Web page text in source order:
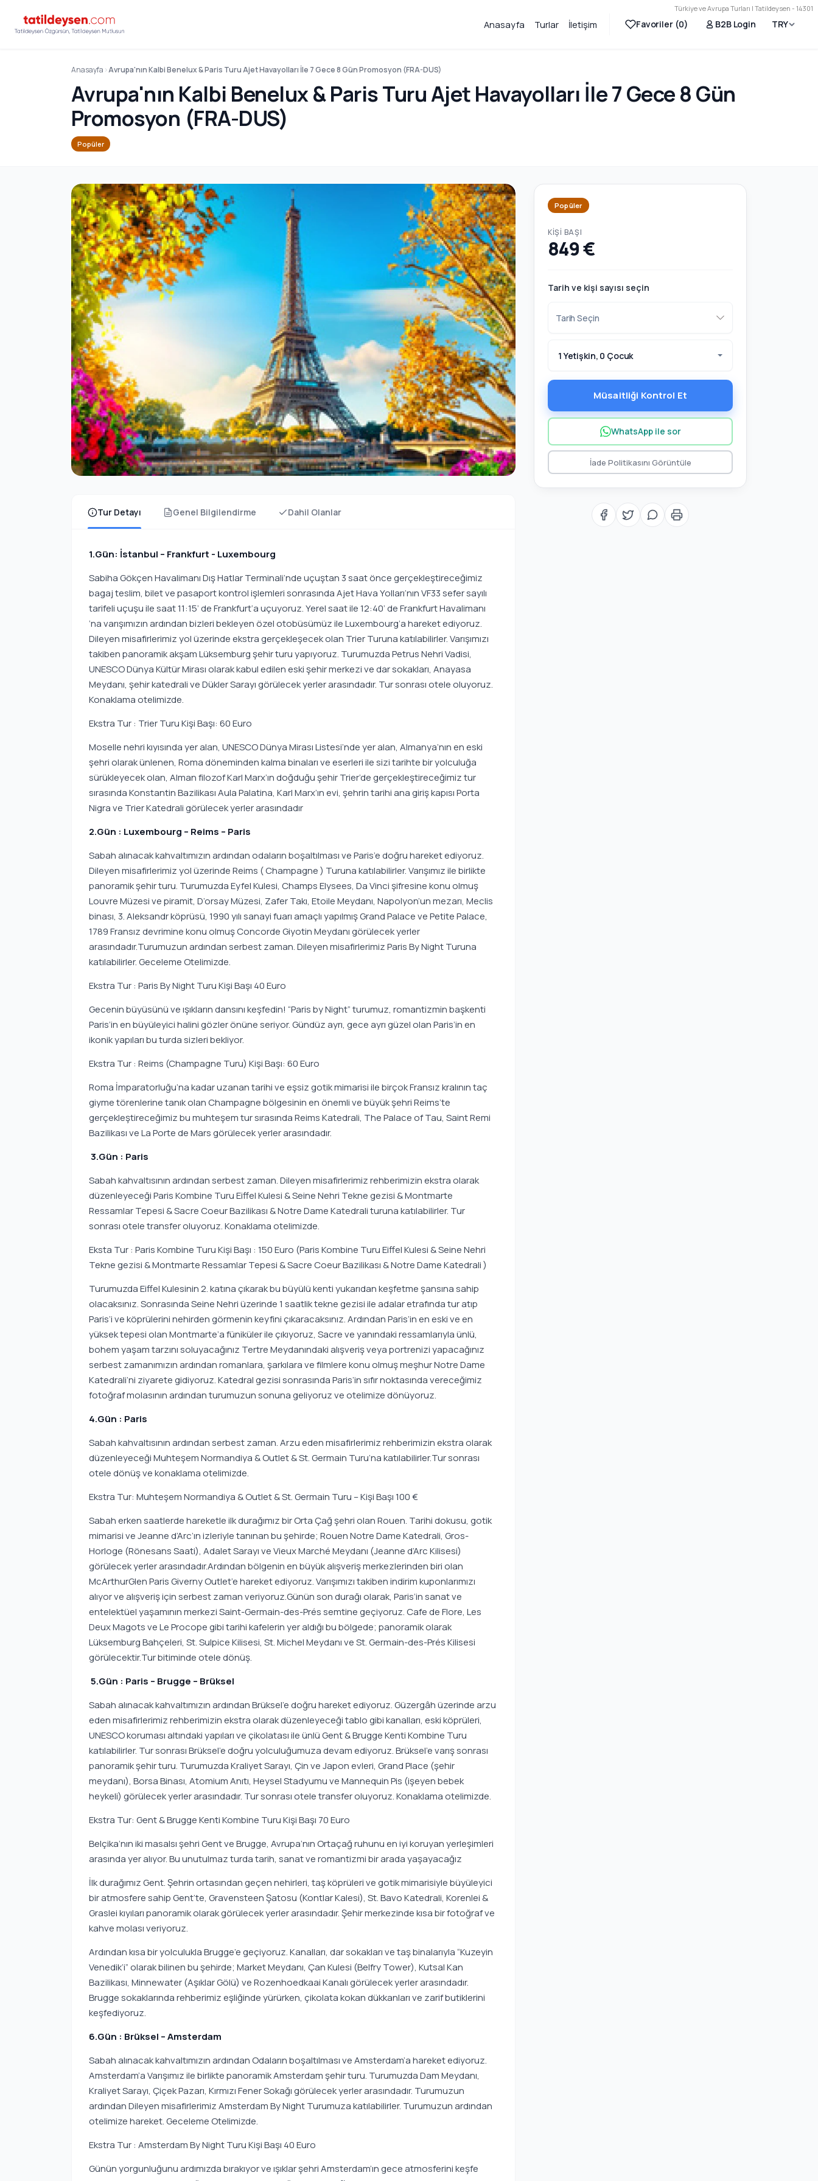
Türkiye ve Avrupa Turları | Tatildeysen - 14301
Anasayfa Turlar İletişim Favoriler (0) B2B Login TRY
Anasayfa Avrupa'nın Kalbi Benelux & Paris Turu Ajet Havayolları İle 7 Gece 8 Gün Promosyon (FRA-DUS)
Avrupa'nın Kalbi Benelux & Paris Turu Ajet Havayolları İle 7 Gece 8 Gün
Promosyon (FRA-DUS)
Popüler
Tur Detayı Genel Bilgilendirme Dahil Olanlar
1.Gün: İstanbul – Frankfurt - Luxembourg
Sabiha Gökçen Havalimanı Dış Hatlar Terminali’nde uçuştan 3 saat önce gerçekleştireceğimiz
bagaj teslim, bilet ve pasaport kontrol işlemleri sonrasında Ajet Hava Yolları’nın VF33 sefer sayılı
tarifeli uçuşu ile saat 11:15’ de Frankfurt‘a uçuyoruz. Yerel saat ile 12:40’ de Frankfurt Havalimanı
‘na varışımızın ardından bizleri bekleyen özel otobüsümüz ile Luxembourg’a hareket ediyoruz.
Dileyen misafirlerimiz yol üzerinde ekstra gerçekleşecek olan Trier Turuna katılabilirler. Varışımızı
takiben panoramik akşam Lüksemburg şehir turu yapıyoruz. Turumuzda Petrus Nehri Vadisi,
UNESCO Dünya Kültür Mirası olarak kabul edilen eski şehir merkezi ve dar sokakları, Anayasa
Meydanı, şehir katedrali ve Dükler Sarayı görülecek yerler arasındadır. Tur sonrası otele oluyoruz.
Konaklama otelimizde.
Ekstra Tur : Trier Turu Kişi Başı: 60 Euro
Moselle nehri kıyısında yer alan, UNESCO Dünya Mirası Listesi’nde yer alan, Almanya’nın en eski
şehri olarak ünlenen, Roma döneminden kalma binaları ve eserleri ile sizi tarihte bir yolculuğa
sürükleyecek olan, Alman filozof Karl Marx’ın doğduğu şehir Trier’de gerçekleştireceğimiz tur
sırasında Konstantin Bazilikası Aula Palatina, Karl Marx’ın evi, şehrin tarihi ana giriş kapısı Porta
Nigra ve Trier Katedrali görülecek yerler arasındadır
2.Gün : Luxembourg – Reims – Paris
Sabah alınacak kahvaltımızın ardından odaların boşaltılması ve Paris’e doğru hareket ediyoruz.
Dileyen misafirlerimiz yol üzerinde Reims ( Champagne ) Turuna katılabilirler. Varışımız ile birlikte
panoramik şehir turu. Turumuzda Eyfel Kulesi, Champs Elysees, Da Vinci şifresine konu olmuş
Louvre Müzesi ve piramit, D’orsay Müzesi, Zafer Takı, Etoile Meydanı, Napolyon’un mezarı, Meclis
binası, 3. Aleksandr köprüsü, 1990 yılı sanayi fuarı amaçlı yapılmış Grand Palace ve Petite Palace,
1789 Fransız devrimine konu olmuş Concorde Giyotin Meydanı görülecek yerler
arasındadır.Turumuzun ardından serbest zaman. Dileyen misafirlerimiz Paris By Night Turuna
katılabilirler. Geceleme Otelimizde.
Ekstra Tur : Paris By Night Turu Kişi Başı 40 Euro
Gecenin büyüsünü ve ışıkların dansını keşfedin! “Paris by Night” turumuz, romantizmin başkenti
Paris’in en büyüleyici halini gözler önüne seriyor. Gündüz ayrı, gece ayrı güzel olan Paris’in en
ikonik yapıları bu turda sizleri bekliyor.
Ekstra Tur : Reims (Champagne Turu) Kişi Başı: 60 Euro
Roma İmparatorluğu’na kadar uzanan tarihi ve eşsiz gotik mimarisi ile birçok Fransız kralının taç
giyme törenlerine tanık olan Champagne bölgesinin en önemli ve büyük şehri Reims’te
gerçekleştireceğimiz bu muhteşem tur sırasında Reims Katedrali, The Palace of Tau, Saint Remi
Bazilikası ve La Porte de Mars görülecek yerler arasındadır.
3.Gün : Paris
Sabah kahvaltısının ardından serbest zaman. Dileyen misafirlerimiz rehberimizin ekstra olarak
düzenleyeceği Paris Kombine Turu Eiffel Kulesi & Seine Nehri Tekne gezisi & Montmarte
Ressamlar Tepesi & Sacre Coeur Bazilikası & Notre Dame Katedrali turuna katılabilirler. Tur
sonrası otele transfer oluyoruz. Konaklama otelimizde.
Eksta Tur : Paris Kombine Turu Kişi Başı : 150 Euro (Paris Kombine Turu Eiffel Kulesi & Seine Nehri
Tekne gezisi & Montmarte Ressamlar Tepesi & Sacre Coeur Bazilikası & Notre Dame Katedrali )
Turumuzda Eiffel Kulesinin 2. katına çıkarak bu büyülü kenti yukarıdan keşfetme şansına sahip
olacaksınız. Sonrasında Seine Nehri üzerinde 1 saatlik tekne gezisi ile adalar etrafında tur atıp
Paris’i ve köprülerini nehirden görmenin keyfini çıkaracaksınız. Ardından Paris’in en eski ve en
yüksek tepesi olan Montmarte’a füniküler ile çıkıyoruz, Sacre ve yanındaki ressamlarıyla ünlü,
bohem yaşam tarzını soluyacağınız Tertre Meydanındaki alışveriş veya portrenizi yapacağınız
serbest zamanımızın ardından romanlara, şarkılara ve filmlere konu olmuş meşhur Notre Dame
Katedrali’ni ziyarete gidiyoruz. Katedral gezisi sonrasında Paris’in sıfır noktasında vereceğimiz
fotoğraf molasının ardından turumuzun sonuna geliyoruz ve otelimize dönüyoruz.
4.Gün : Paris
Sabah kahvaltısının ardından serbest zaman. Arzu eden misafirlerimiz rehberimizin ekstra olarak
düzenleyeceği Muhteşem Normandiya & Outlet & St. Germain Turu’na katılabilirler.Tur sonrası
otele dönüş ve konaklama otelimizde.
Ekstra Tur: Muhteşem Normandiya & Outlet & St. Germain Turu – Kişi Başı 100 €
Sabah erken saatlerde hareketle ilk durağımız bir Orta Çağ şehri olan Rouen. Tarihi dokusu, gotik
mimarisi ve Jeanne d’Arc’ın izleriyle tanınan bu şehirde; Rouen Notre Dame Katedrali, Gros-
Horloge (Rönesans Saati), Adalet Sarayı ve Vieux Marché Meydanı (Jeanne d’Arc Kilisesi)
görülecek yerler arasındadır.Ardından bölgenin en büyük alışveriş merkezlerinden biri olan
McArthurGlen Paris Giverny Outlet’e hareket ediyoruz. Varışımızı takiben indirim kuponlarımızı
alıyor ve alışveriş için serbest zaman veriyoruz.Günün son durağı olarak, Paris’in sanat ve
entelektüel yaşamının merkezi Saint-Germain-des-Prés semtine geçiyoruz. Cafe de Flore, Les
Deux Magots ve Le Procope gibi tarihi kafelerin yer aldığı bu bölgede; panoramik olarak
Lüksemburg Bahçeleri, St. Sulpice Kilisesi, St. Michel Meydanı ve St. Germain-des-Prés Kilisesi
görülecektir.Tur bitiminde otele dönüş.
5.Gün : Paris – Brugge – Brüksel
Sabah alınacak kahvaltımızın ardından Brüksel’e doğru hareket ediyoruz. Güzergâh üzerinde arzu
eden misafirlerimiz rehberimizin ekstra olarak düzenleyeceği tablo gibi kanalları, eski köprüleri,
UNESCO koruması altındaki yapıları ve çikolatası ile ünlü Gent & Brugge Kenti Kombine Turu
katılabilirler. Tur sonrası Brüksel’e doğru yolculuğumuza devam ediyoruz. Brüksel’e varış sonrası
panoramik şehir turu. Turumuzda Kraliyet Sarayı, Çin ve Japon evleri, Grand Place (şehir
meydanı), Borsa Binası, Atomium Anıtı, Heysel Stadyumu ve Mannequin Pis (işeyen bebek
heykeli) görülecek yerler arasındadır. Tur sonrası otele transfer oluyoruz. Konaklama otelimizde.
Ekstra Tur: Gent & Brugge Kenti Kombine Turu Kişi Başı 70 Euro
Belçika’nın iki masalsı şehri Gent ve Brugge, Avrupa’nın Ortaçağ ruhunu en iyi koruyan yerleşimleri
arasında yer alıyor. Bu unutulmaz turda tarih, sanat ve romantizmi bir arada yaşayacağız
İlk durağımız Gent. Şehrin ortasından geçen nehirleri, taş köprüleri ve gotik mimarisiyle büyüleyici
bir atmosfere sahip Gent’te, Gravensteen Şatosu (Kontlar Kalesi), St. Bavo Katedrali, Korenlei &
Graslei kıyıları panoramik olarak görülecek yerler arasındadır. Şehir merkezinde kısa bir fotoğraf ve
kahve molası veriyoruz.
Ardından kısa bir yolculukla Brugge’e geçiyoruz. Kanalları, dar sokakları ve taş binalarıyla “Kuzeyin
Venedik’i” olarak bilinen bu şehirde; Market Meydanı, Çan Kulesi (Belfry Tower), Kutsal Kan
Bazilikası, Minnewater (Aşıklar Gölü) ve Rozenhoedkaai Kanalı görülecek yerler arasındadır.
Brugge sokaklarında rehberimiz eşliğinde yürürken, çikolata kokan dükkanları ve zarif butiklerini
keşfediyoruz.
6.Gün : Brüksel – Amsterdam
Sabah alınacak kahvaltımızın ardından Odaların boşaltılması ve Amsterdam’a hareket ediyoruz.
Amsterdam’a Varışımız ile birlikte panoramik Amsterdam şehir turu. Turumuzda Dam Meydanı,
Kraliyet Sarayı, Çiçek Pazarı, Kırmızı Fener Sokağı görülecek yerler arasındadır. Turumuzun
ardından Dileyen misafirlerimiz Amsterdam By Night Turumuza katılabilirler. Turumuzun ardından
otelimize hareket. Geceleme Otelimizde.
Ekstra Tur : Amsterdam By Night Turu Kişi Başı 40 Euro
Günün yorgunluğunu ardımızda bırakıyor ve ışıklar şehri Amsterdam’ın gece atmosferini keşfe
Popüler
KIŞI BAŞI
849 €
Tarih ve kişi sayısı seçin
1 Yetişkin, 0 Çocuk
Müsaitliği Kontrol Et
WhatsApp ile sor
İade Politikasını Görüntüle